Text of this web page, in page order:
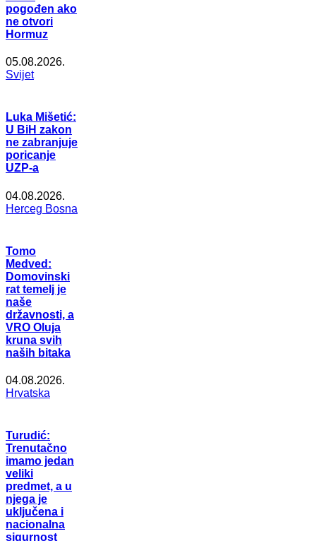
pogođen ako
ne otvori
Hormuz
05.08.2026.
Svijet
Luka Mišetić:
U BiH zakon
ne zabranjuje
poricanje
UZP-a
04.08.2026.
Herceg Bosna
Tomo
Medved:
Domovinski
rat temelj je
naše
državnosti, a
VRO Oluja
kruna svih
naših bitaka
04.08.2026.
Hrvatska
Turudić:
Trenutačno
imamo jedan
veliki
predmet, a u
njega je
uključena i
nacionalna
sigurnost